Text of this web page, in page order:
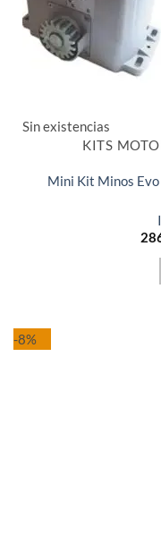
Sin existencias
KITS
Mini Kit Minos
-8%